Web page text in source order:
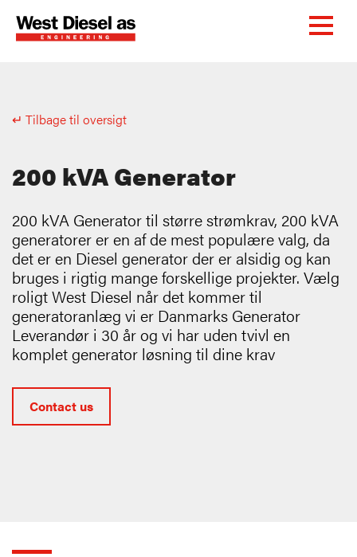
↵ Tilbage til oversigt
200 kVA Generator
200 kVA Generator til større strømkrav, 200 kVA
generatorer er en af de mest populære valg, da
det er en Diesel generator der er alsidig og kan
bruges i rigtig mange forskellige projekter. Vælg
roligt West Diesel når det kommer til
generatoranlæg vi er Danmarks Generator
Leverandør i 30 år og vi har uden tvivl en
komplet generator løsning til dine krav
Contact us